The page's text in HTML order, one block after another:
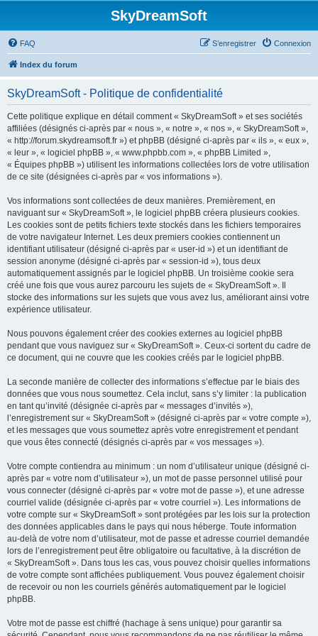
SkyDreamSoft
FAQ Connexion
S’enregistrer
Index du forum
SkyDreamSoft - Politique de confidentialité
Cette politique explique en détail comment « SkyDreamSoft » et ses sociétés
affiliées (désignés ci-après par « nous », « notre », « nos », « SkyDreamSoft »,
« http://forum.skydreamsoft.fr ») et phpBB (désigné ci-après par « ils », « eux »,
« leur », « logiciel phpBB », « www.phpbb.com », « phpBB Limited »,
« Équipes phpBB ») utilisent les informations collectées lors de votre utilisation
de ce site (désignées ci-après par « vos informations »).
Vos informations sont collectées de deux manières. Premièrement, en
naviguant sur « SkyDreamSoft », le logiciel phpBB créera plusieurs cookies.
Les cookies sont de petits fichiers texte stockés dans les fichiers temporaires
de votre navigateur Internet. Les deux premiers cookies contiennent un
identifiant utilisateur (désigné ci-après par « user-id ») et un identifiant de
session anonyme (désigné ci-après par « session-id »), tous deux
automatiquement assignés par le logiciel phpBB. Un troisième cookie sera
créé une fois que vous aurez parcouru les sujets de « SkyDreamSoft ». Il
stocke des informations sur les sujets que vous avez lus, améliorant ainsi votre
expérience utilisateur.
Nous pouvons également créer des cookies externes au logiciel phpBB
pendant que vous naviguez sur « SkyDreamSoft ». Ceux-ci sortent du cadre de
ce document, qui ne couvre que les cookies créés par le logiciel phpBB.
La seconde manière de collecter des informations s’effectue par le biais des
données que vous nous soumettez. Cela inclut, sans s’y limiter : la publication
en tant qu’invité (désignée ci-après par « messages d’invités »),
l’enregistrement sur « SkyDreamSoft » (désigné ci-après par « votre compte »),
et les messages que vous soumettez après votre enregistrement et pendant
que vous êtes connecté (désignés ci-après par « vos messages »).
Votre compte contiendra au minimum : un nom d’utilisateur unique (désigné ci-
après par « votre nom d’utilisateur »), un mot de passe personnel utilisé pour
vous connecter (désigné ci-après par « votre mot de passe »), et une adresse
courriel valide (désignée ci-après par « votre courriel »). Les informations de
votre compte sur « SkyDreamSoft » sont protégées par les lois sur la protection
des données applicables dans le pays qui nous héberge. Toute information
au-delà de votre nom d’utilisateur, mot de passe et adresse courriel demandée
lors de l’enregistrement peut être obligatoire ou facultative, à la discrétion de
« SkyDreamSoft ». Dans tous les cas, vous pouvez choisir quelles informations
de votre compte sont affichées publiquement. Vous pouvez également choisir
de recevoir ou non les courriels générés automatiquement par le logiciel
phpBB.
Votre mot de passe est chiffré (hachage à sens unique) pour garantir sa